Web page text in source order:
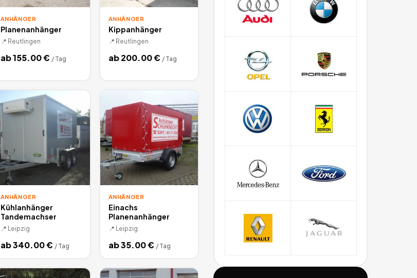
ANHÄNGER
Planenanhänger
📍 Reutlingen
ab155.00€ / Tag
ANHÄNGER
Kippanhänger
📍 Reutlingen
ab200.00€ / Tag
ANHÄNGER
Kühlanhänger
Tandemachser
📍 Leipzig
ab340.00€ / Tag
ANHÄNGER
Einachs
Planenanhänger
📍 Leipzig
ab35.00€ / Tag